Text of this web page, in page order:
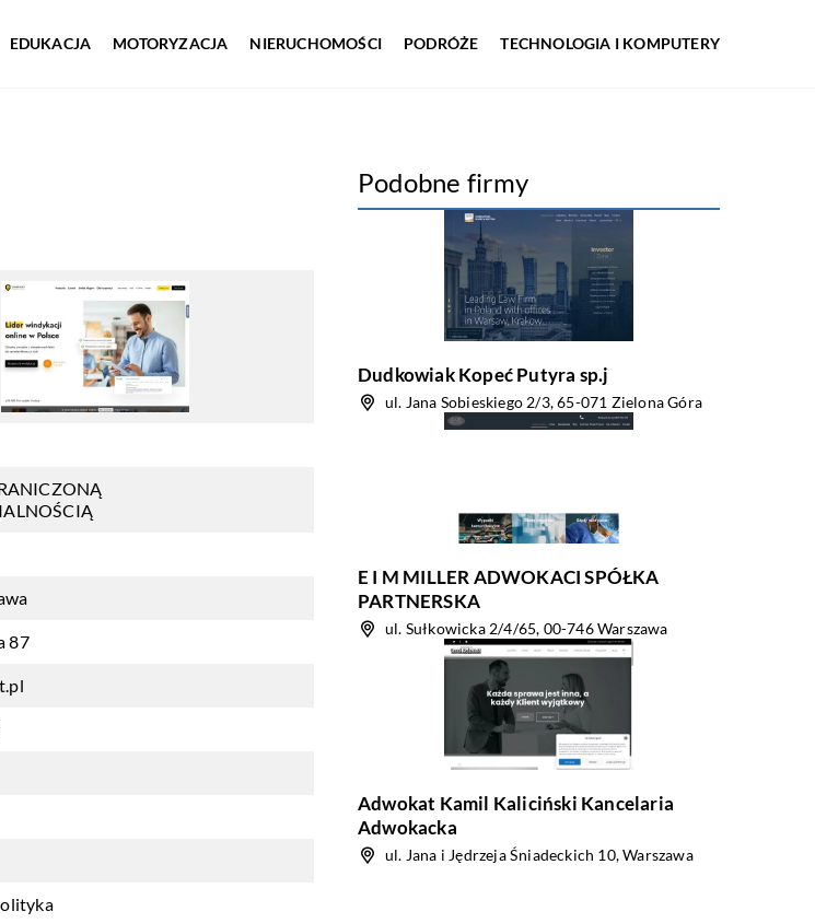
EDUKACJA MOTORYZACJA NIERUCHOMOŚCI PODRÓŻE TECHNOLOGIA I KOMPUTERY
87
Podobne firmy
Dudkowiak Kopeć Putyra sp.j
ul. Jana Sobieskiego 2/3, 65-071 Zielona Góra
E I M MILLER ADWOKACI SPÓŁKA
PARTNERSKA
ul. Sułkowicka 2/4/65, 00-746 Warszawa
Adwokat Kamil Kaliciński Kancelaria
Adwokacka
ul. Jana i Jędrzeja Śniadeckich 10, Warszawa